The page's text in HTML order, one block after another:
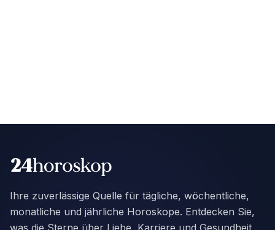
Ihre zuverlässige Quelle für tägliche, wöchentliche,
monatliche und jährliche Horoskope. Entdecken Sie,
was die Sterne über Liebe, Karriere und Gesundheit